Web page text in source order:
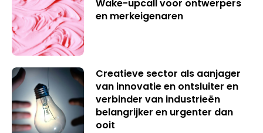
Wake-upcall voor ontwerpers
en merkeigenaren
Creatieve sector als aanjager
van innovatie en ontsluiter en
verbinder van industrieën
belangrijker en urgenter dan
ooit